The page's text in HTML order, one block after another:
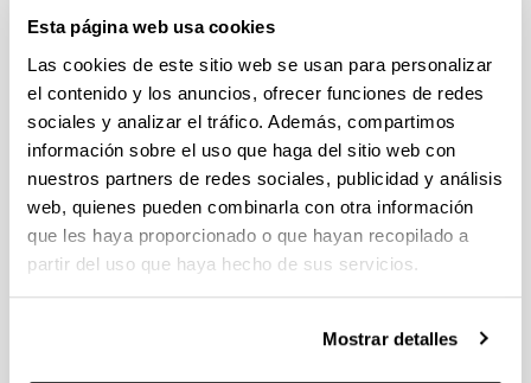
Esta página web usa cookies
Las cookies de este sitio web se usan para personalizar
el contenido y los anuncios, ofrecer funciones de redes
sociales y analizar el tráfico. Además, compartimos
información sobre el uso que haga del sitio web con
nuestros partners de redes sociales, publicidad y análisis
web, quienes pueden combinarla con otra información
que les haya proporcionado o que hayan recopilado a
partir del uso que haya hecho de sus servicios.
Mostrar detalles
30/05/2023 a las 18:00, hora peninsular. Ver documento de
procedimiento interno.
Fundación BBVA: Becas Leonardo a investigadores en
Física
Se han publicado la convocatoria. El plazo para presentar las
solicitudes finaliza el 28/02/2023 a las 18:00
PIFG22/40: “Modelización fotoquímica de la contaminación
por ozono y precursores en atmósfera”,
Plazo de presentación cerrado: 10/01/2023 - 30/01/2023 23:59
15/02/2023 Se ha publicado la propuesta de adjudicación